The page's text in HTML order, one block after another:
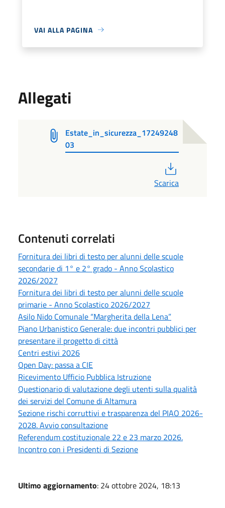
VAI ALLA PAGINA
Allegati
Estate_in_sicurezza_17249248
03
Scarica
Contenuti correlati
Fornitura dei libri di testo per alunni delle scuole
secondarie di 1° e 2° grado - Anno Scolastico
2026/2027
Fornitura dei libri di testo per alunni delle scuole
primarie - Anno Scolastico 2026/2027
Asilo Nido Comunale “Margherita della Lena”
Piano Urbanistico Generale: due incontri pubblici per
presentare il progetto di città
Centri estivi 2026
Open Day: passa a CIE
Ricevimento Ufficio Pubblica Istruzione
Questionario di valutazione degli utenti sulla qualità
dei servizi del Comune di Altamura
Sezione rischi corruttivi e trasparenza del PIAO 2026-
2028. Avvio consultazione
Referendum costituzionale 22 e 23 marzo 2026.
Incontro con i Presidenti di Sezione
Ultimo aggiornamento: 24 ottobre 2024, 18:13